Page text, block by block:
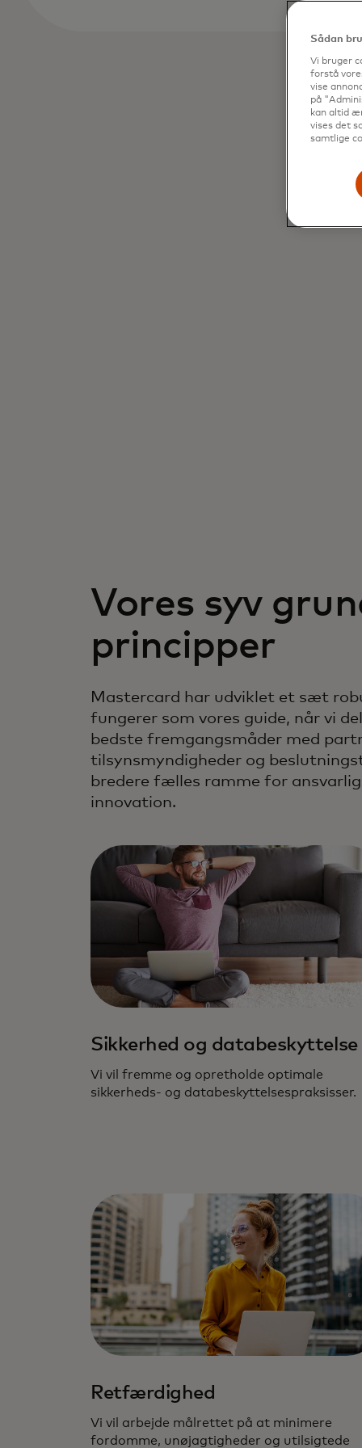
Vi stiller de højeste krav til os
teknologiansvar.
Vores syv
principper
Mastercard har udviklet et sæt
fungerer som vores guide, når vi
bedste fremgangsmåder med
tilsynsmyndigheder og
bredere fælles ramme for
innovation.
Sikkerhed og databeskyttelse
Vi vil fremme og opretholde optimale
sikkerheds- og databeskyttelsespraksisser.
Retfærdighed
Vi vil arbejde målrettet på at minimere
fordomme, unøjagtigheder og utilsigtede
Sådan
Vi bruger
forstå
vise
på
kan altid
vises det
samtlige